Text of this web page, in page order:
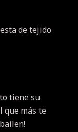
de tejido
tiene su
que más te